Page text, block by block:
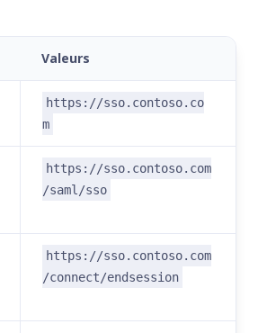
Valeurs
https://sso.contoso.co
m
https://sso.contoso.com
/saml/sso
https://sso.contoso.com
/connect/endsession